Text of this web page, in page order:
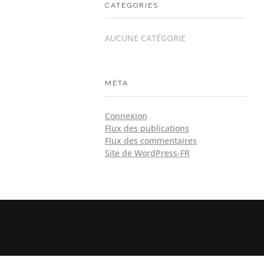
CATÉGORIES
AUCUNE CATÉGORIE
MÉTA
Connexion
Flux des publications
Flux des commentaires
Site de WordPress-FR